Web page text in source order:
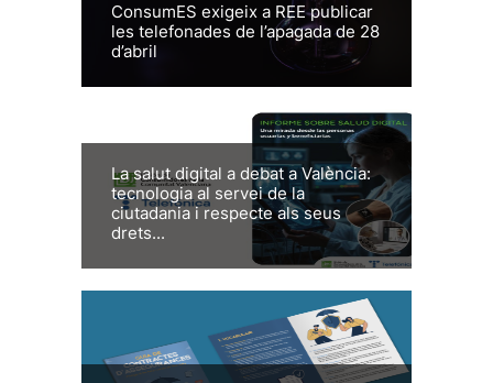
ConsumES exigeix a REE publicar
les telefonades de l’apagada de 28
d’abril
La salut digital a debat a València:
tecnologia al servei de la
ciutadania i respecte als seus
drets...